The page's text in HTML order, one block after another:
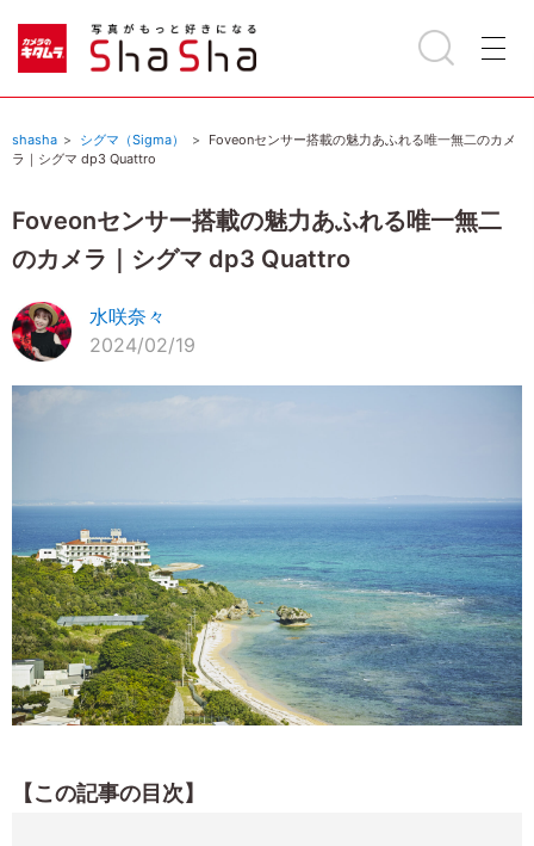
shasha シグマ（Sigma）
Foveonセンサー搭載の魅力あふれる唯一無二のカメ
ラ｜シグマ dp3 Quattro
Foveonセンサー搭載の魅力あふれる唯一無二
のカメラ｜シグマ dp3 Quattro
水咲奈々
2024/02/19
【この記事の目次】